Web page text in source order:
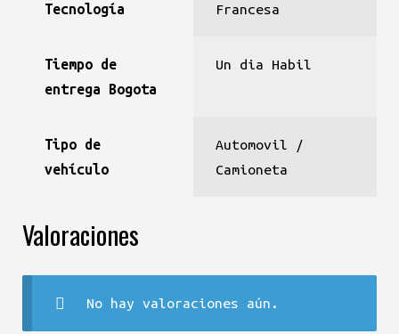
Tecnología Francesa
Tiempo de
entrega Bogota
Un dia Habil
Tipo de
vehículo
Automovil /
Camioneta
Valoraciones
No hay valoraciones aún.